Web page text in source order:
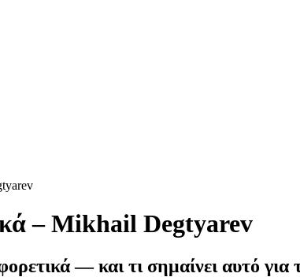
– Mikhail Degtyarev
— και τι σημαίνει αυτό για